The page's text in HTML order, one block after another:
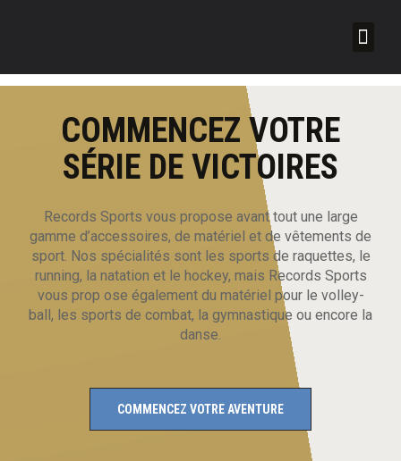
COMMENCEZ VOTRE
SÉRIE DE VICTOIRES
Records Sports vous propose avant tout une large
gamme d’accessoires, de matériel et de vêtements de
sport. Nos spécialités sont les sports de raquettes, le
running, la natation et le hockey, mais Records Sports
vous prop ose également du matériel pour le volley-
ball, les sports de combat, la gymnastique ou encore la
danse.
COMMENCEZ VOTRE AVENTURE